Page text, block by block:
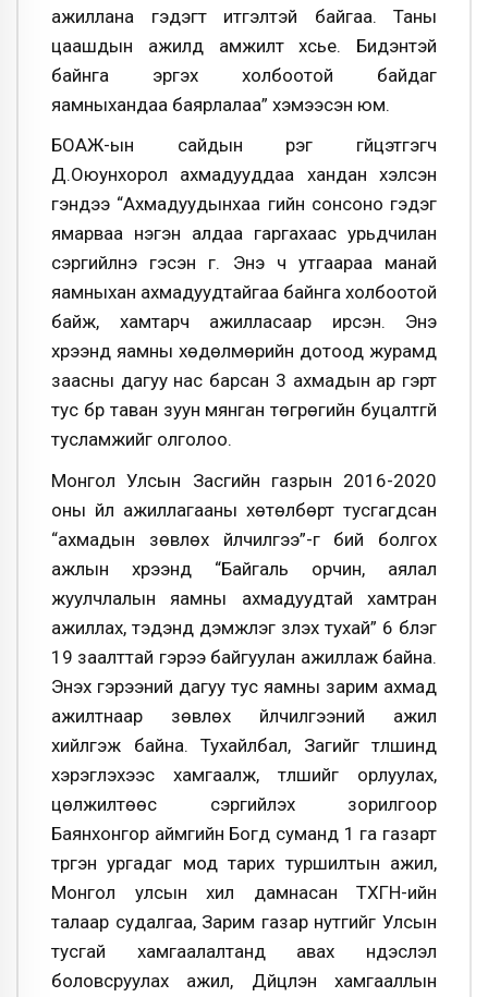
ажиллана гэдэгт итгэлтэй байгаа. Таны
цаашдын ажилд амжилт хүсье. Бидэнтэй
байнга эргэх холбоотой байдаг
яамныхандаа баярлалаа” хэмээсэн юм.
БОАЖ-ын сайдын үүрэг гүйцэтгэгч
Д.Оюунхорол ахмадууддаа хандан хэлсэн
үгэндээ “Ахмадуудынхаа үгийн сонсоно гэдэг
ямарваа нэгэн алдаа гаргахаас урьдчилан
сэргийлнэ гэсэн үг. Энэ ч утгаараа манай
яамныхан ахмадуудтайгаа байнга холбоотой
байж, хамтарч ажилласаар ирсэн. Энэ
хүрээнд яамны хөдөлмөрийн дотоод журамд
заасны дагуу нас барсан 3 ахмадын ар гэрт
тус бүр таван зуун мянган төгрөгийн буцалтгүй
тусламжийг олголоо.
Монгол Улсын Засгийн газрын 2016-2020
оны үйл ажиллагааны хөтөлбөрт тусгагдсан
“ахмадын зөвлөх үйлчилгээ”-г бий болгох
ажлын хүрээнд “Байгаль орчин, аялал
жуулчлалын яамны ахмадуудтай хамтран
ажиллах, тэдэнд дэмжлэг үзүүлэх тухай” 6 бүлэг
19 заалттай гэрээ байгуулан ажиллаж байна.
Энэхүү гэрээний дагуу тус яамны зарим ахмад
ажилтнаар зөвлөх үйлчилгээний ажил
хийлгэж байна. Тухайлбал, Загийг түлшинд
хэрэглэхээс хамгаалж, түлшийг орлуулах,
цөлжилтөөс сэргийлэх зорилгоор
Баянхонгор аймгийн Богд суманд 1 га газарт
түргэн ургадаг мод тарих туршилтын ажил,
Монгол улсын хил дамнасан ТХГН-ийн
талаар судалгаа, Зарим газар нутгийг Улсын
тусгай хамгаалалтанд авах үндэслэл
боловсруулах ажил, Дүйцүүлэн хамгааллын